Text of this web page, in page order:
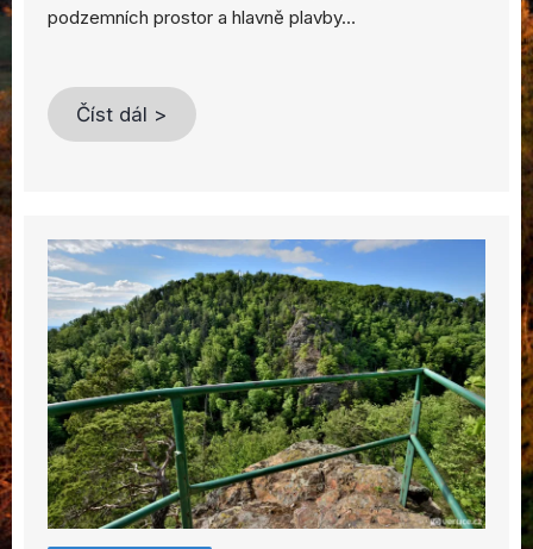
podzemních prostor a hlavně plavby…
Číst dál >